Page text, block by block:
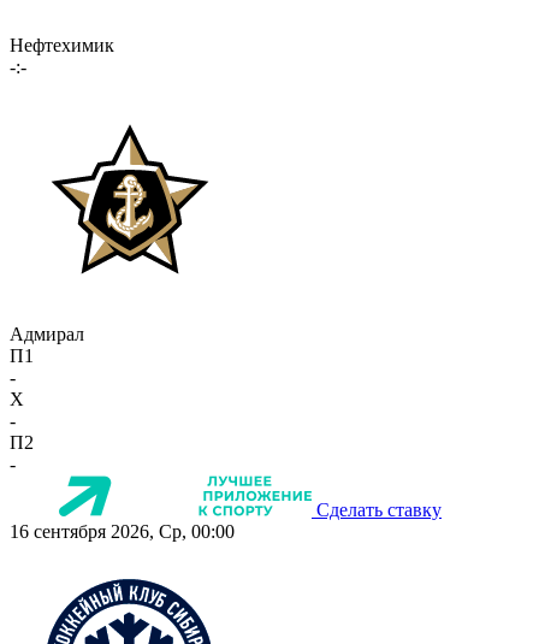
Нефтехимик
-:-
Адмирал
П1
-
X
-
П2
-
Сделать ставку
16 сентября 2026, Ср, 00:00